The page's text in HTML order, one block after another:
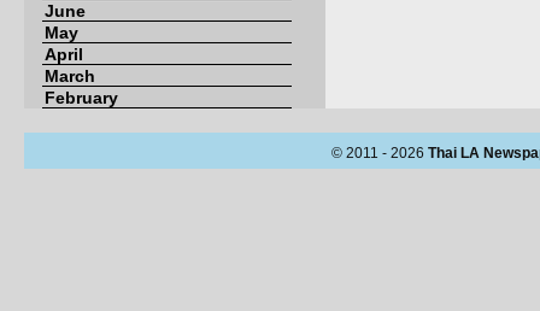
June
May
April
March
February
© 2011 - 2026 Thai LA